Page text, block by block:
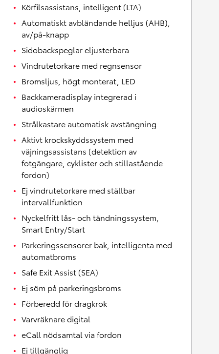
Körfilsassistans, intelligent (LTA)
Automatiskt avbländande helljus (AHB),
av/på-knapp
Sidobackspeglar eljusterbara
Vindrutetorkare med regnsensor
Bromsljus, högt monterat, LED
Backkameradisplay integrerad i
audioskärmen
Strålkastare automatisk avstängning
Aktivt krockskyddssystem med
väjningsassistans (detektion av
fotgängare, cyklister och stillastående
fordon)
Ej vindrutetorkare med ställbar
intervallfunktion
Nyckelfritt lås- och tändningssystem,
Smart Entry/Start
Parkeringssensorer bak, intelligenta med
automatbroms
Safe Exit Assist (SEA)
Ej söm på parkeringsbroms
Förberedd för dragkrok
Varvräknare digital
eCall nödsamtal via fordon
Ej tillgänglig